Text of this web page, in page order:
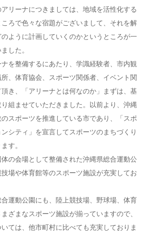
リーナにつきましては、地域を活性化する
ろで色々な宿題がございまして、それを解
ように計画していくのかというところが一
した。
を整備するにあたり、学識経験者、市内観
、体育協会、スポーツ関係者、イベント関
き、「アリーナとは何なのか」まずは、基
組ませていただきました。以前より、沖縄
スポーツを推進している市であり、「スポ
シティ」を宣言してスポーツのまちづくり
す。
の会場として整備された沖縄県総合運動公
場や体育館等のスポーツ施設が充実してお
合運動公園にも、陸上競技場、野球場、体育
ざまなスポーツ施設が揃っていますので、
ては、他市町村に比べても充実しておりま